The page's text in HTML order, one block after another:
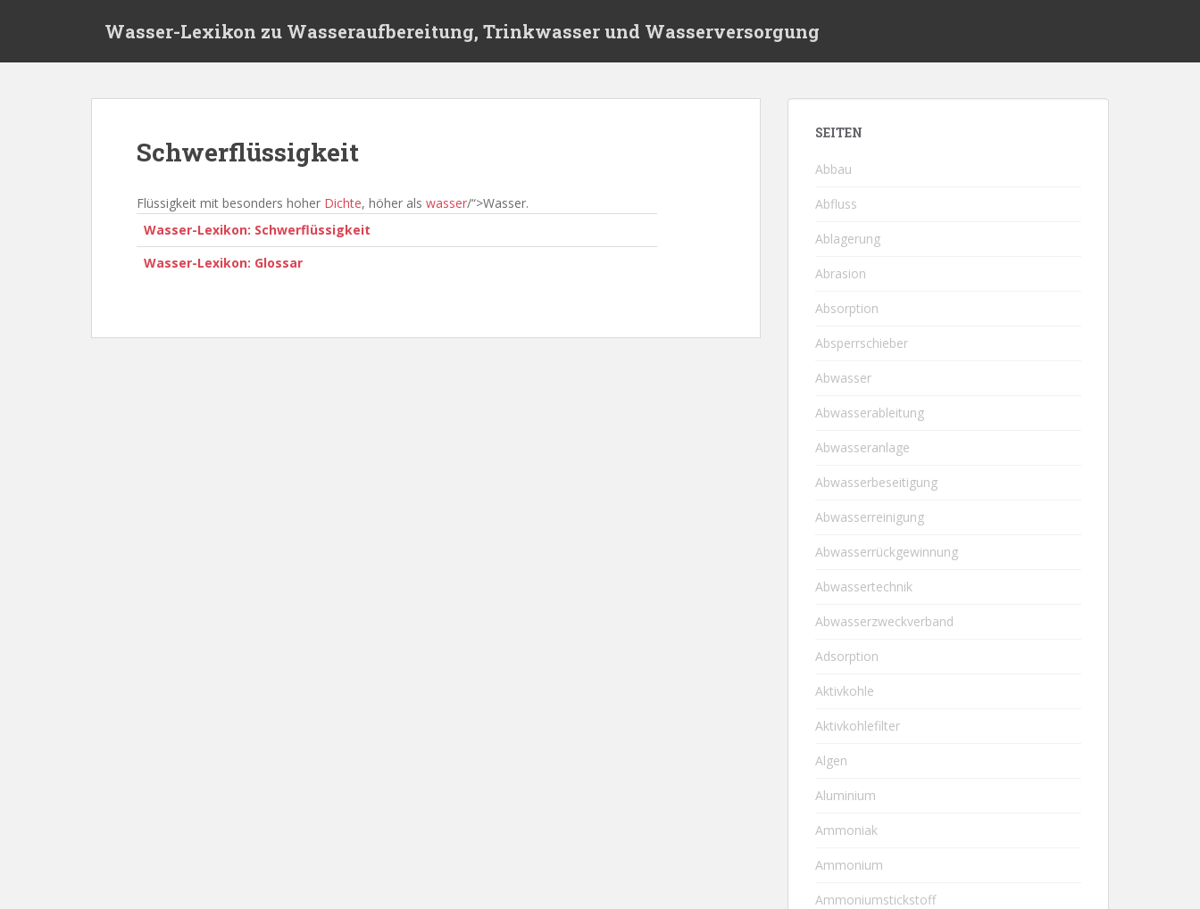
Wasser-Lexikon zu Wasseraufbereitung, Trinkwasser und Wasserversorgung
Schwerflüssigkeit
Flüssigkeit mit besonders hoher Dichte, höher als wasser/“>Wasser.
Wasser-Lexikon: Schwerflüssigkeit
Wasser-Lexikon: Glossar
SEITEN
Abbau
Abfluss
Ablagerung
Abrasion
Absorption
Absperrschieber
Abwasser
Abwasserableitung
Abwasseranlage
Abwasserbeseitigung
Abwasserreinigung
Abwasserrückgewinnung
Abwassertechnik
Abwasserzweckverband
Adsorption
Aktivkohle
Aktivkohlefilter
Algen
Aluminium
Ammoniak
Ammonium
Ammoniumstickstoff